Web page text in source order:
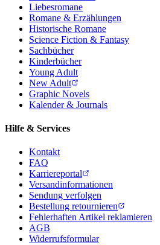
Liebesromane
Romane & Erzählungen
Historische Romane
Science Fiction & Fantasy
Sachbücher
Kinderbücher
Young Adult
New Adult
Graphic Novels
Kalender & Journals
Hilfe & Services
Kontakt
FAQ
Karriereportal
Versandinformationen
Sendung verfolgen
Bestellung retournieren
Fehlerhaften Artikel reklamieren
AGB
Widerrufsformular